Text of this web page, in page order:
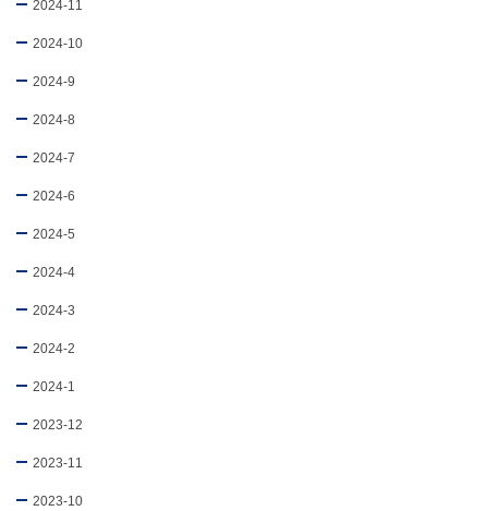
2024-11
2024-10
2024-9
2024-8
2024-7
2024-6
2024-5
2024-4
2024-3
2024-2
2024-1
2023-12
2023-11
2023-10